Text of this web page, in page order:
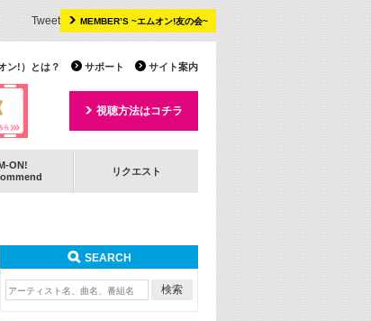
MEMBER’S ~エムオン!友の会~
Tweet
サイト案内
サポート
ン!）とは？
視聴方法はコチラ
ON!
リクエスト
SEARCH